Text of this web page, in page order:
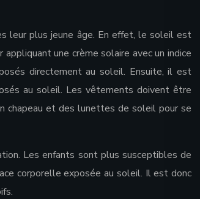
leur plus jeune âge. En effet, le soleil est
une crème solaire avec un indice
directement au soleil. Ensuite, il est
au soleil. Les vêtements doivent être
chapeau et des lunettes de soleil pour se
Les enfants sont plus susceptibles de
corporelle exposée au soleil. Il est donc